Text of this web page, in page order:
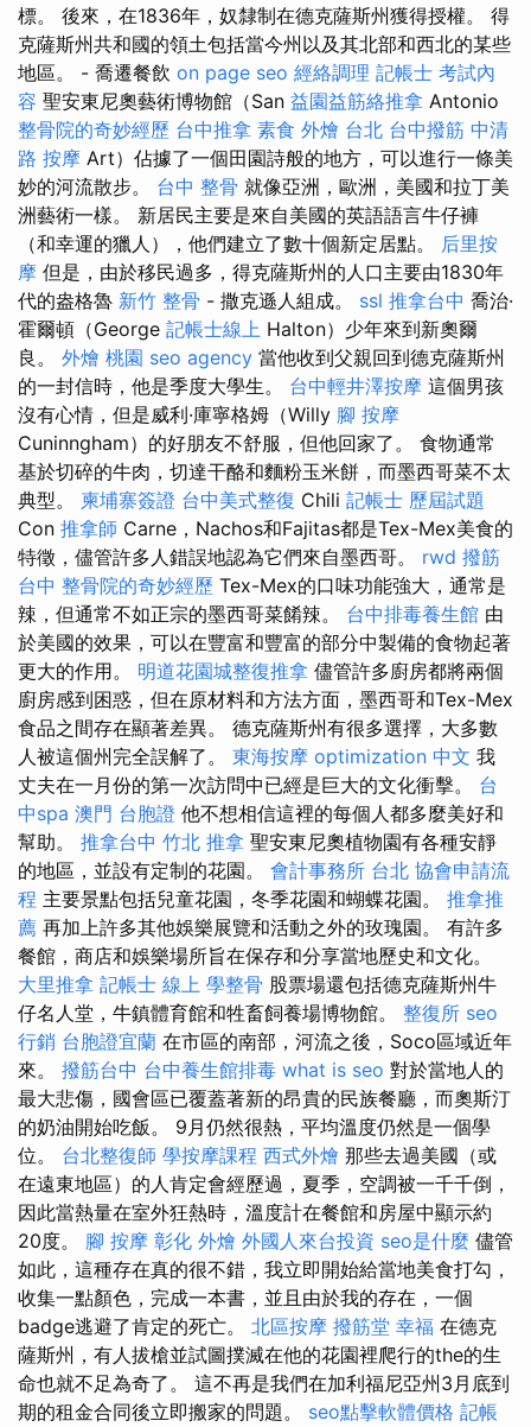
標。 後來，在1836年，奴隸制在德克薩斯州獲得授權。 得
克薩斯州共和國的領土包括當今州以及其北部和西北的某些
地區。 - 喬遷餐飲 on page seo 經絡調理 記帳士 考試內
容 聖安東尼奧藝術博物館（San 益園益筋絡推拿 Antonio
整骨院的奇妙經歷 台中推拿 素食 外燴 台北 台中撥筋 中清
路 按摩 Art）佔據了一個田園詩般的地方，可以進行一條美
妙的河流散步。 台中 整骨 就像亞洲，歐洲，美國和拉丁美
洲藝術一樣。 新居民主要是來自美國的英語語言牛仔褲
（和幸運的獵人），他們建立了數十個新定居點。 后里按
摩 但是，由於移民過多，得克薩斯州的人口主要由1830年
代的盎格魯 新竹 整骨 - 撒克遜人組成。 ssl 推拿台中 喬治·
霍爾頓（George 記帳士線上 Halton）少年來到新奧爾
良。 外燴 桃園 seo agency 當他收到父親回到德克薩斯州
的一封信時，他是季度大學生。 台中輕井澤按摩 這個男孩
沒有心情，但是威利·庫寧格姆（Willy 腳 按摩
Cuninngham）的好朋友不舒服，但他回家了。 食物通常
基於切碎的牛肉，切達干酪和麵粉玉米餅，而墨西哥菜不太
典型。 柬埔寨簽證 台中美式整復 Chili 記帳士 歷屆試題
Con 推拿師 Carne，Nachos和Fajitas都是Tex-Mex美食的
特徵，儘管許多人錯誤地認為它們來自墨西哥。 rwd 撥筋
台中 整骨院的奇妙經歷 Tex-Mex的口味功能強大，通常是
辣，但通常不如正宗的墨西哥菜餚辣。 台中排毒養生館 由
於美國的效果，可以在豐富和豐富的部分中製備的食物起著
更大的作用。 明道花園城整復推拿 儘管許多廚房都將兩個
廚房感到困惑，但在原材料和方法方面，墨西哥和Tex-Mex
食品之間存在顯著差異。 德克薩斯州有很多選擇，大多數
人被這個州完全誤解了。 東海按摩 optimization 中文 我
丈夫在一月份的第一次訪問中已經是巨大的文化衝擊。 台
中spa 澳門 台胞證 他不想相信這裡的每個人都多麼美好和
幫助。 推拿台中 竹北 推拿 聖安東尼奧植物園有各種安靜
的地區，並設有定制的花園。 會計事務所 台北 協會申請流
程 主要景點包括兒童花園，冬季花園和蝴蝶花園。 推拿推
薦 再加上許多其他娛樂展覽和活動之外的玫瑰園。 有許多
餐館，商店和娛樂場所旨在保存和分享當地歷史和文化。
大里推拿 記帳士 線上 學整骨 股票場還包括德克薩斯州牛
仔名人堂，牛鎮體育館和牲畜飼養場博物館。 整復所 seo
行銷 台胞證宜蘭 在市區的南部，河流之後，Soco區域近年
來。 撥筋台中 台中養生館排毒 what is seo 對於當地人的
最大悲傷，國會區已覆蓋著新的昂貴的民族餐廳，而奧斯汀
的奶油開始吃飯。 9月仍然很熱，平均溫度仍然是一個學
位。 台北整復師 學按摩課程 西式外燴 那些去過美國（或
在遠東地區）的人肯定會經歷過，夏季，空調被一千千倒，
因此當熱量在室外狂熱時，溫度計在餐館和房屋中顯示約
20度。 腳 按摩 彰化 外燴 外國人來台投資 seo是什麼 儘管
如此，這種存在真的很不錯，我立即開始給當地美食打勾，
收集一點顏色，完成一本書，並且由於我的存在，一個
badge逃避了肯定的死亡。 北區按摩 撥筋堂 幸福 在德克
薩斯州，有人拔槍並試圖撲滅在他的花園裡爬行的the的生
命也就不足為奇了。 這不再是我們在加利福尼亞州3月底到
期的租金合同後立即搬家的問題。 seo點擊軟體價格 記帳